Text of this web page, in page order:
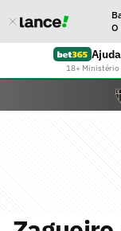
O
18+ Ministério